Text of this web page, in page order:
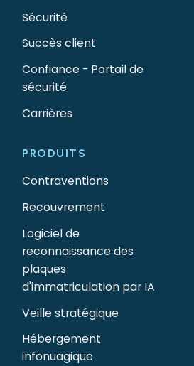
Sécurité
Succès client
Confiance - Portail de
sécurité
Carrières
PRODUITS
Contraventions
Recouvrement
Logiciel de
reconnaissance des
plaques
d'immatriculation par IA
Veille stratégique
Hébergement
infonuagique